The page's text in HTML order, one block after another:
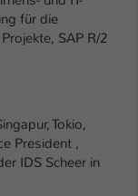
für die
SAP R/2
Tokio,
President ,
IDS Scheer in
ID. So